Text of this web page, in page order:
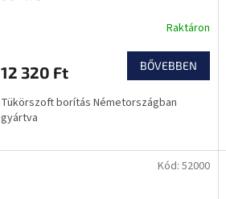
Raktáron
12 320 Ft BŐVEBBEN
Tükörszoft borítás Németországban
gyártva
Kód: 52000